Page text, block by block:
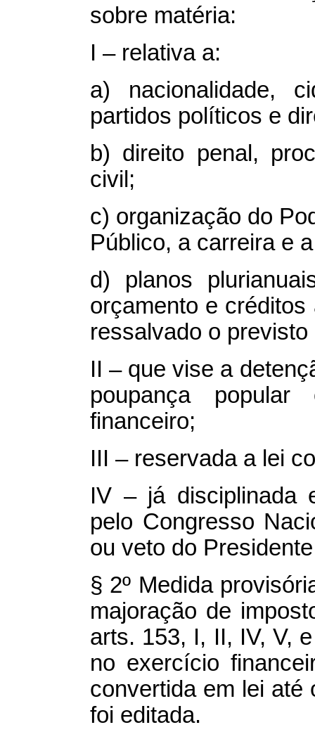
sobre matéria:
I – relativa a:
a) nacionalidade,
partidos políticos e
b) direito penal,
civil;
c) organização do
Público, a carreira e
d) planos
orçamento e
ressalvado o previsto
II – que vise a
poupança
financeiro;
III – reservada a lei
IV – já disciplinada
pelo Congresso
ou veto do
§ 2º Medida
majoração de
arts. 153, I, II, IV, V,
no exercício
convertida em lei até
foi editada.